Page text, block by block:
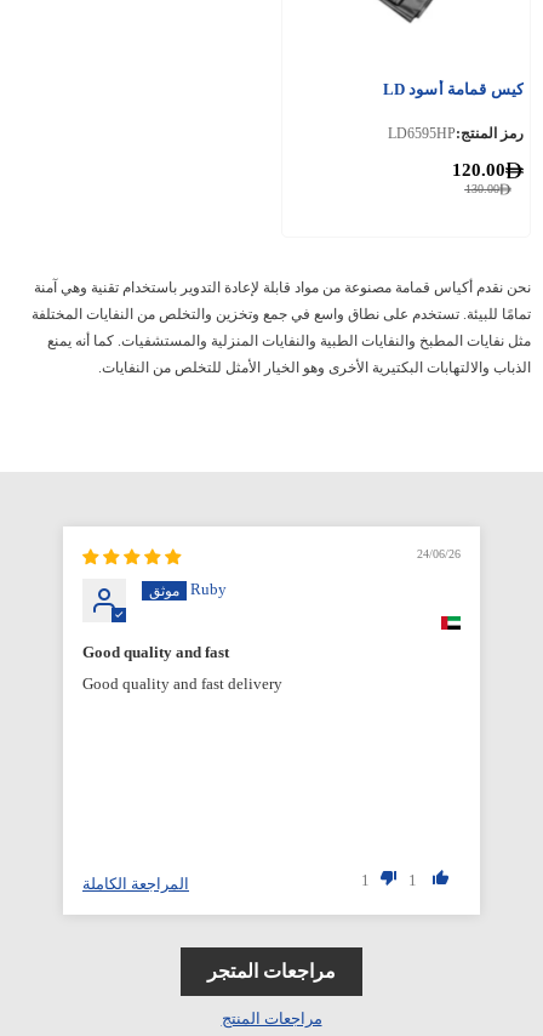
كيس قمامة أسود LD
رمز المنتج:LD6595HP
130.00
120.00
نحن نقدم أكياس قمامة مصنوعة من مواد قابلة لإعادة التدوير باستخدام تقنية وهي آمنة
تمامًا للبيئة. تستخدم على نطاق واسع في جمع وتخزين والتخلص من النفايات المختلفة
مثل نفايات المطبخ والنفايات الطبية والنفايات المنزلية والمستشفيات. كما أنه يمنع
الذباب والالتهابات البكتيرية الأخرى وهو الخيار الأمثل للتخلص من النفايات.
24/06/26
Ruby
Good quality and fast
Good quality and fast delivery
1
1 المراجعة الكاملة
مراجعات المتجر
مراجعات المنتج